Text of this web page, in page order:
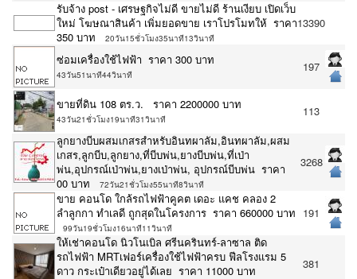
รับจ้าง post - เศรษฐกิจไม่ดี ขายไม่ดี ร้านเงียบ เปิดเว็บ
ใหม่ โฆษณาสินค้า เพิ่มยอดขาย เราโปรโมทให้ ราคา
350 บาท
20วัน15ชั่วโมง35นาที13วินาที
13390
ซ่อมเครื่องใช้ไฟฟ้า ราคา 300 บาท
43วัน51นาที44วินาที
197
ขายที่ดิน 108 ตร.ว. ราคา 2200000 บาท
43วัน21ชั่วโมง19นาที31วินาที
113
ลูกยางบีบผสมเกสรสำหรับอินทผาลัม,อินทผาลัม,ผสม
เกสร,ลูกบีบ,ลูกยาง,ที่บีบพ่น,ยางบีบพ่น,ที่เป่า
พ่น,อุปกรณ์เป่าพ่น,ยางเป่าพ่น, อุปกรณ์บีบพ่น ราคา
00 บาท
72วัน21ชั่วโมง55นาที8วินาที
3268
ขาย คอนโด ใกล้รถไฟฟ้าคูคต เดอะ แคช คลอง 2
ลำลูกกา ทำเลดี ถูกสุดในโครงการ ราคา 660000 บาท
99วัน19ชั่วโมง16นาที11วินาที
191
ให้เช่าคอนโด นิวโนเบิล ศรีนครินทร์-ลาซาล ติด
รถไฟฟ้า MRTเฟอร์เครื่องใช้ไฟฟ้าครบ ฟีลโรงแรม 5
ดาว กระเป๋าเดียวอยู่ได้เลย ราคา 11000 บาท
381